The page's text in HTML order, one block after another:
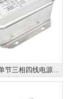
节三相四线电源滤
波器